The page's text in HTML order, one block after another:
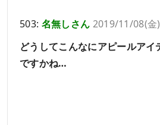
503: 名無しさん 2019/11/08(金
どうしてこんなにアピールア
ですかね…